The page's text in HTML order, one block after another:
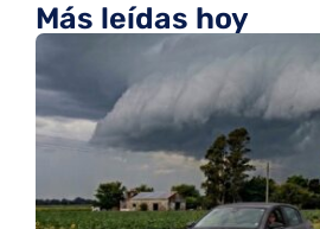
Más leídas hoy